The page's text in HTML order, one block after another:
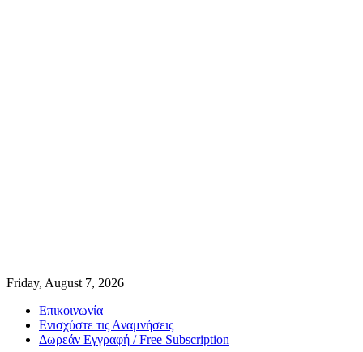
Friday, August 7, 2026
Επικοινωνία
Ενισχύστε τις Αναμνήσεις
Δωρεάν Εγγραφή / Free Subscription